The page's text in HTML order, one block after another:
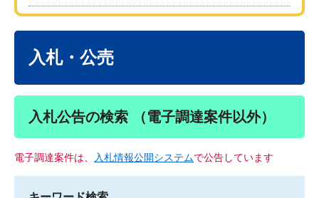
入札・公売
入札公告の検索 （電子調達案件以外）
電子調達案件は、 入札情報公開システムで公告しています